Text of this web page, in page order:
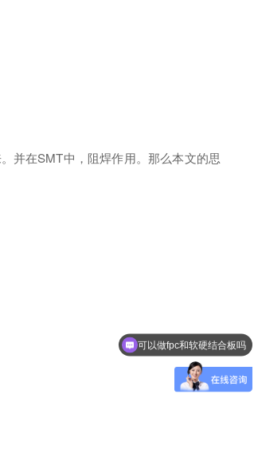
并在SMT中，阻焊作用。那么本文的思
可以做fpc和软硬结合板吗